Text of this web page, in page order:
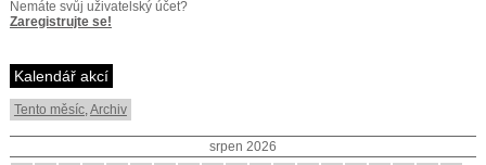
Nemáte svůj uživatelský účet?
Zaregistrujte se!
Kalendář akcí
Tento měsíc,Archiv
srpen 2026